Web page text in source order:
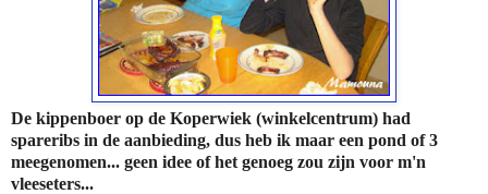
De kippenboer op de Koperwiek (winkelcentrum) had
spareribs in de aanbieding, dus heb ik maar een pond of 3
meegenomen... geen idee of het genoeg zou zijn voor m'n
vleeseters...